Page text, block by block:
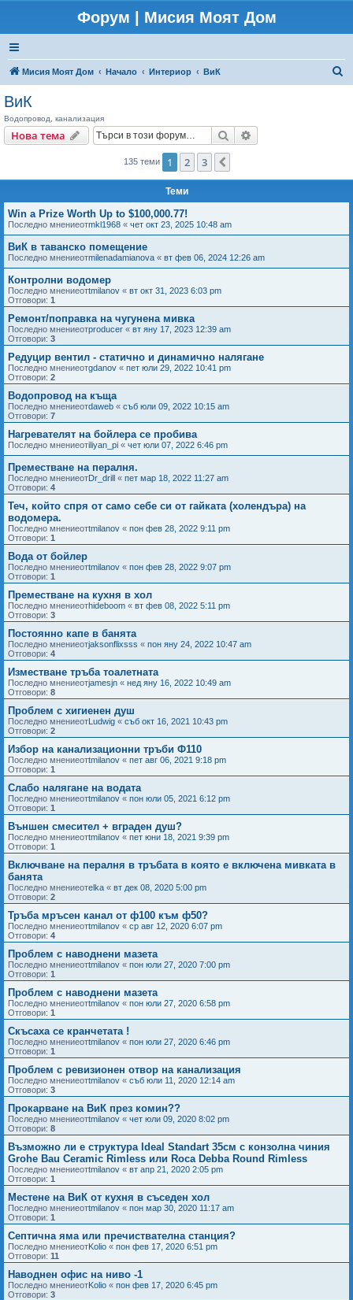
Форум | Мисия Моят Дом
Мисия Моят Дом Начало Интериор ВиК
ВиК
Водопровод, канализация
Нова тема Търсене
135 теми 1 2 3
Теми
Win a Prize Worth Up to $100,000.77!
Последно мнениеотmkl1968 « чет окт 23, 2025 10:48 am
ВиК в таванско помещение
Последно мнениеотmilenadamianova « вт фев 06, 2024 12:26 am
Контролни водомер
Последно мнениеотtmilanov « вт окт 31, 2023 6:03 pm
Отговори: 1
Ремонт/поправка на чугунена мивка
Последно мнениеотproducer « вт яну 17, 2023 12:39 am
Отговори: 3
Редуцир вентил - статично и динамично налягане
Последно мнениеотgdanov « пет юли 29, 2022 10:41 pm
Отговори: 2
Водопровод на къща
Последно мнениеотdaweb « съб юли 09, 2022 10:15 am
Отговори: 7
Нагревателят на бойлера се пробива
Последно мнениеотiliyan_pi « чет юли 07, 2022 6:46 pm
Преместване на пералня.
Последно мнениеотDr_drill « пет мар 18, 2022 11:27 am
Отговори: 4
Теч, който спря от само себе си от гайката (холендъра) на
водомера.
Последно мнениеотtmilanov « пон фев 28, 2022 9:11 pm
Отговори: 1
Вода от бойлер
Последно мнениеотtmilanov « пон фев 28, 2022 9:07 pm
Отговори: 1
Преместване на кухня в хол
Последно мнениеотhideboom « вт фев 08, 2022 5:11 pm
Отговори: 3
Постоянно капе в банята
Последно мнениеотjaksonflixsss « пон яну 24, 2022 10:47 am
Отговори: 4
Изместване тръба тоалетната
Последно мнениеотjamesjn « нед яну 16, 2022 10:49 am
Отговори: 8
Проблем с хигиенен душ
Последно мнениеотLudwig « съб окт 16, 2021 10:43 pm
Отговори: 2
Избор на канализационни тръби Ф110
Последно мнениеотtmilanov « пет авг 06, 2021 9:18 pm
Отговори: 1
Слабо налягане на водата
Последно мнениеотtmilanov « пон юли 05, 2021 6:12 pm
Отговори: 1
Външен смесител + вграден душ?
Последно мнениеотtmilanov « пет юни 18, 2021 9:39 pm
Отговори: 1
Включване на пералня в тръбата в която е включена мивката в
банята
Последно мнениеотelka « вт дек 08, 2020 5:00 pm
Отговори: 2
Тръба мръсен канал от ф100 към ф50?
Последно мнениеотtmilanov « ср авг 12, 2020 6:07 pm
Отговори: 4
Проблем с наводнени мазета
Последно мнениеотtmilanov « пон юли 27, 2020 7:00 pm
Отговори: 1
Проблем с наводнени мазета
Последно мнениеотtmilanov « пон юли 27, 2020 6:58 pm
Отговори: 1
Скъсаха се кранчетата !
Последно мнениеотtmilanov « пон юли 27, 2020 6:46 pm
Отговори: 1
Проблем с ревизионен отвор на канализация
Последно мнениеотtmilanov « съб юли 11, 2020 12:14 am
Отговори: 3
Прокарване на ВиК през комин??
Последно мнениеотtmilanov « чет юли 09, 2020 8:02 pm
Отговори: 8
Възможно ли е структура Ideal Standart 35см с конзолна чиния
Grohe Bau Ceramic Rimless или Roca Debba Round Rimless
Последно мнениеотtmilanov « вт апр 21, 2020 2:05 pm
Отговори: 1
Местене на ВиК от кухня в съседен хол
Последно мнениеотtmilanov « пон мар 30, 2020 11:17 am
Отговори: 1
Септична яма или пречиствателна станция?
Последно мнениеотKolio « пон фев 17, 2020 6:51 pm
Отговори: 11
Наводнен офис на ниво -1
Последно мнениеотKolio « пон фев 17, 2020 6:45 pm
Отговори: 3